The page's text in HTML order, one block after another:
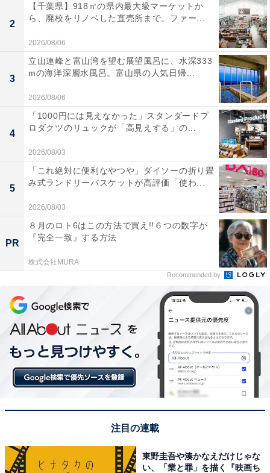
2
【千葉県】918㎡の県内最大級マーケットか
ら、廃校をリノベした直売所まで。ファー...
2026/08/06
3
立山連峰と富山湾を望む展望風呂に、水深333
mの海洋深層水風呂。富山県の人気日帰...
2026/08/06
4
「1000円には見えなかった」スタンダードプ
ロダクツのリュックが「高見えする」の...
2026/08/03
5
「これ絶対に便利なやつや」ダイソーの折り畳
み式ランドリーバスケットが高評価「使わ...
2026/08/03
PR
８月のロト6はこの方法で買え!!６つの数字が
『完全一致』する方法
株式会社MURA
Recommended by
注目の連載
東野圭吾や湊かなえだけじゃな
い、「業と罪」を描く『映画ち